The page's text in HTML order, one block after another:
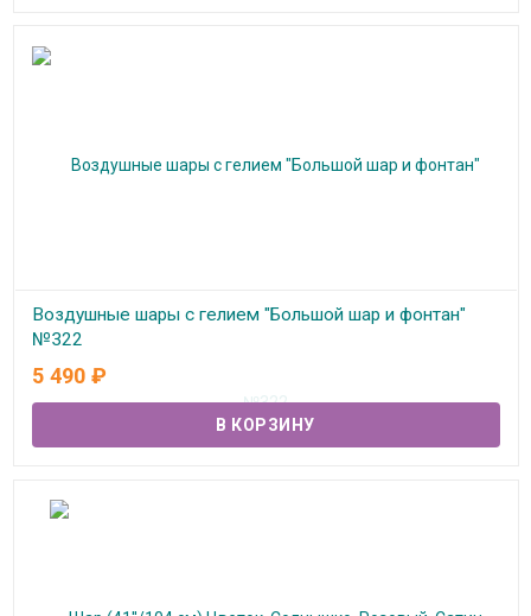
Воздушные шары с гелием "Большой шар и фонтан"
№322
В наличии
5 490 ₽